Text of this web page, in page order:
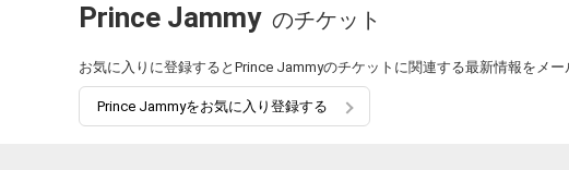
Prince Jammy のチケット
お気に入りに登録するとPrince Jammyのチケットに関連する最新情報をメー
Prince Jammyをお気に入り登録する